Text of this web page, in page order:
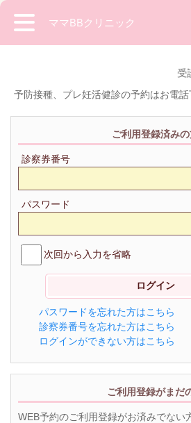
ママBBクリニック
受
予防接種、プレ妊活健診の予約はお電話
ご利用登録済み
診察券番号
パスワード
次回から入力を省略
パスワードを忘れた方はこちら
診察券番号を忘れた方はこちら
ログインができない方はこちら
ご利用登録がまだ
WEB予約のご利用登録がお済みでない